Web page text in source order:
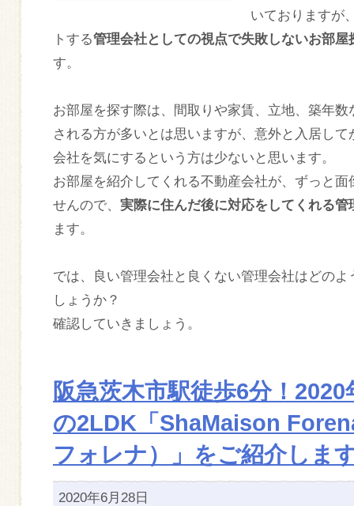
いておりますが
トする管理会社としての視点で失敗しないお部屋
す。
お部屋を探す際は、間取りや家賃、立地、築年
される方が多いとは思いますが、意外と入居し
会社を気にするという方は少ないと思います。
お部屋を紹介してくれる不動産会社が、ずっと
せんので、 実際に住んだ後に対応をしてくれる管
ます。
では、良い管理会社と良くない管理会社はどの
しょうか？
確認していきましょう。
阪急茨木市駅徒歩6分！
の2LDK「ShaMaison
フォレナ）」をご紹介しま
2020年6月28日